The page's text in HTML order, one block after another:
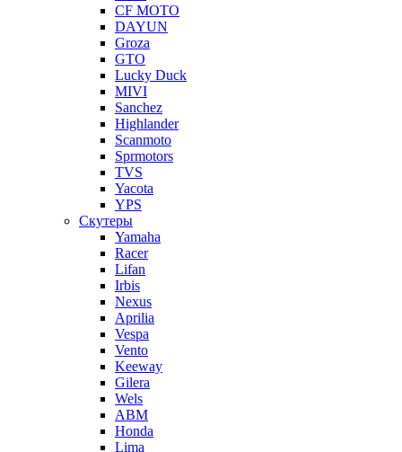
CF MOTO
DAYUN
Groza
GTO
Lucky Duck
MIVI
Sanchez
Highlander
Scanmoto
Sprmotors
TVS
Yacota
YPS
Скутеры
Yamaha
Racer
Lifan
Irbis
Nexus
Aprilia
Vespa
Vento
Keeway
Gilera
Wels
ABM
Honda
Lima